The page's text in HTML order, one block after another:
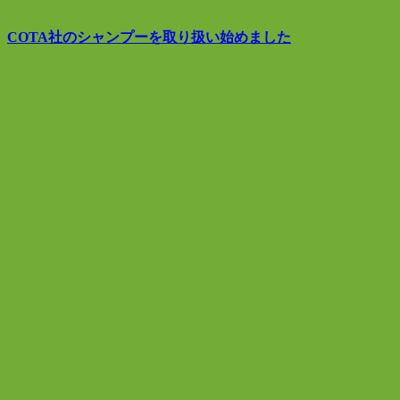
COTA社のシャンプーを取り扱い始めました